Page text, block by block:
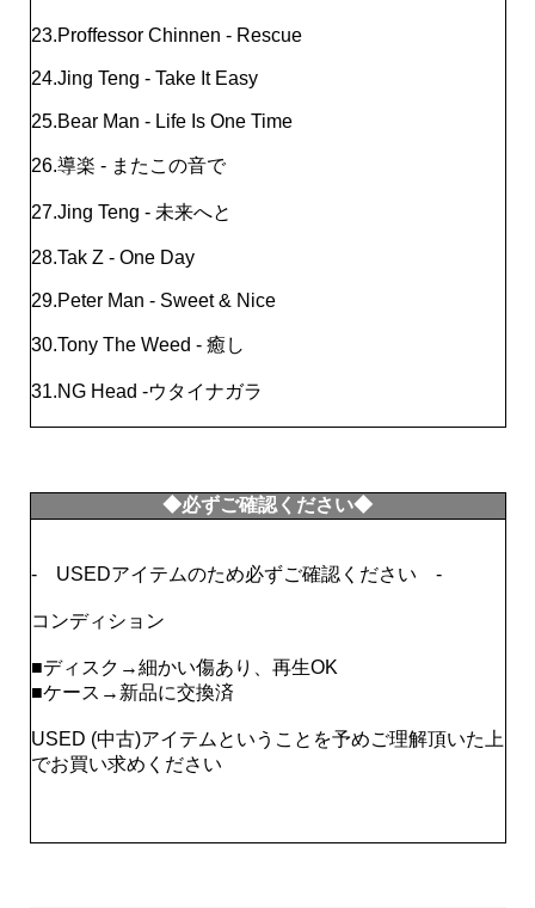
23.Proffessor Chinnen - Rescue
24.Jing Teng - Take It Easy
25.Bear Man - Life Is One Time
26.導楽 - またこの音で
27.Jing Teng - 未来へと
28.Tak Z - One Day
29.Peter Man - Sweet & Nice
30.Tony The Weed - 癒し
31.NG Head -ウタイナガラ
◆必ずご確認ください◆
- USEDアイテムのため必ずご確認ください -
コンディション
■ディスク→細かい傷あり、再生OK
■ケース→新品に交換済
USED (中古)アイテムということを予めご理解頂いた上
でお買い求めください